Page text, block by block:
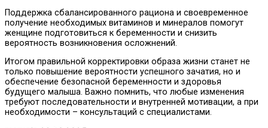
Поддержка сбалансированного рациона и своевременное
получение необходимых витаминов и минералов помогут
женщине подготовиться к беременности и снизить
вероятность возникновения осложнений.
Итогом правильной корректировки образа жизни станет не
только повышение вероятности успешного зачатия, но и
обеспечение безопасной беременности и здоровья
будущего малыша. Важно помнить, что любые изменения
требуют последовательности и внутренней мотивации, а при
необходимости – консультаций с специалистами.